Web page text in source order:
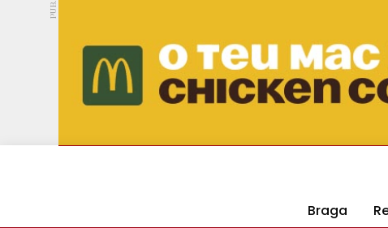
PUB.
Hoje 16ºC 30ºC DMtv
Braga